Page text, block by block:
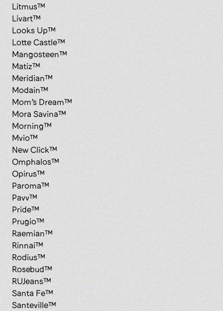
Litmus™
Livart™
Looks Up™
Lotte Castle™
Mangosteen™
Matiz™
Meridian™
Modain™
Mom’s Dream™
Mora Savina™
Morning™
Mvio™
New Click™
Omphalos™
Opirus™
Paroma™
Pavv™
Pride™
Prugio™
Raemian™
Rinnai™
Rodius™
Rosebud™
RUJeans™
Santa Fe™
Santeville™